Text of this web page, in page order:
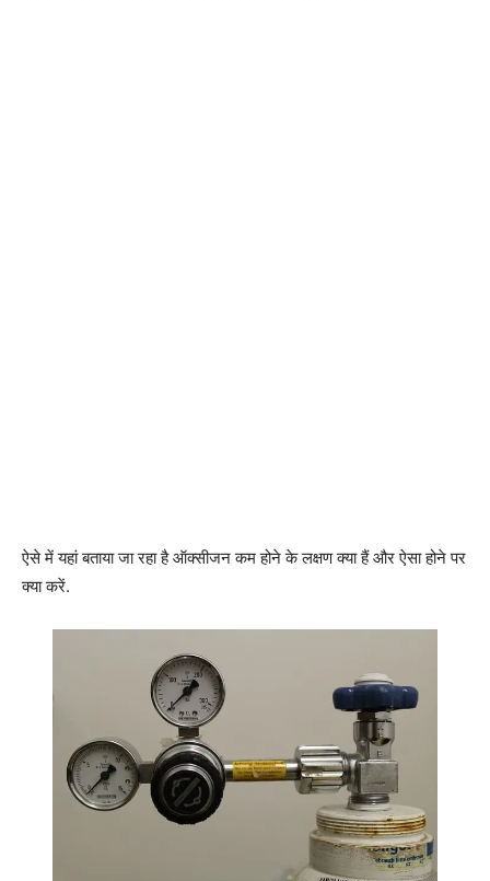
ऐसे में यहां बताया जा रहा है ऑक्‍सीजन कम होने के लक्षण क्‍या हैं और ऐसा होने पर
क्‍या करें.